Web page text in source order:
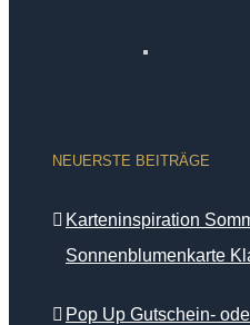
NEUERSTE BEITRÄGE
Karteninspiration
Sonnenblumenkarte
Pop Up Gutschein-